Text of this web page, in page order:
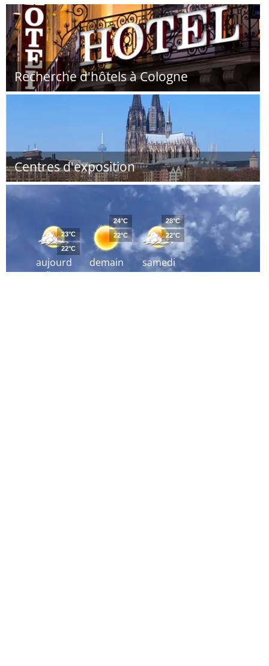
Recherche d'hôtels à Cologne
Centres d'exposition
aujourd
´hui
23°C
22°C
demain
24°C
22°C
samedi
28°C
22°C